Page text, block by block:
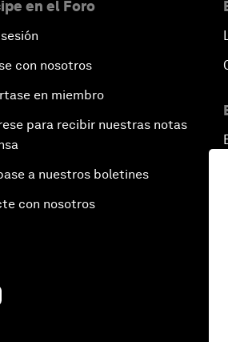
en el Foro
con nosotros
en miembro
para recibir nuestras notas
a nuestros boletines
con nosotros